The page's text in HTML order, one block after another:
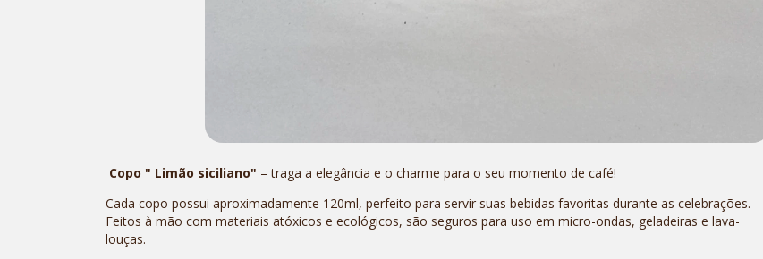
Copo " Limão siciliano" – traga a elegância e o charme para o seu momento de café!
Cada copo possui aproximadamente 120ml, perfeito para servir suas bebidas favoritas durante as celebrações.
Feitos à mão com materiais atóxicos e ecológicos, são seguros para uso em micro-ondas, geladeiras e lava-
louças.